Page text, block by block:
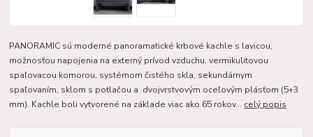
PANORAMIC sú moderné panoramatické krbové kachle s lavicou,
možnosťou napojenia na externý prívod vzduchu, vermikulitovou
spaľovacou komorou, systémom čistého skla, sekundárnym
spaľovaním, sklom s potlačou a dvojvrstvovým oceľovým plásťom (5+3
mm). Kachle boli vytvorené na základe viac ako 65 rokov... celý popis